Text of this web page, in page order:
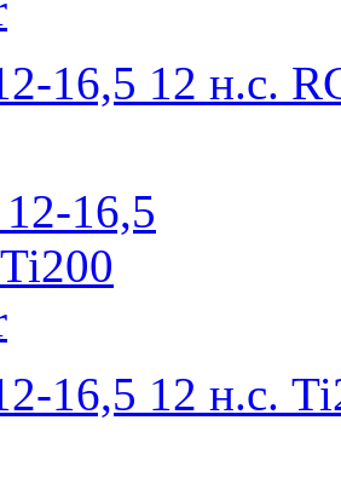
16,5 12 н.с.
16,5 12 н.с.